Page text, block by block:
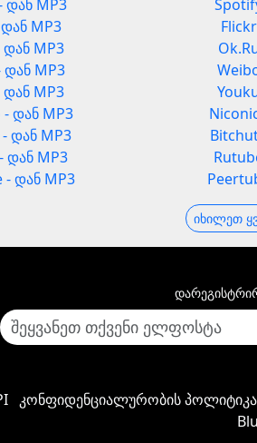
დან MP3
MP3
დან MP3
დან MP3
დან MP3
დან MP3
დან MP3
დან MP3
- დან MP3
იხილეთ
კონფიდენციალურობის პოლიტიკა